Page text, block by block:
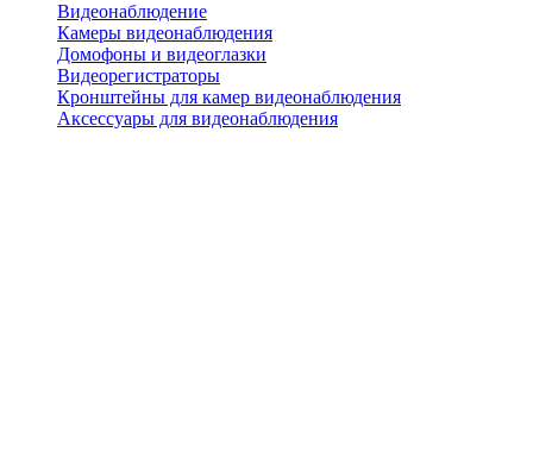
Видеонаблюдение
Камеры видеонаблюдения
Домофоны и видеоглазки
Видеорегистраторы
Кронштейны для камер видеонаблюдения
Аксессуары для видеонаблюдения